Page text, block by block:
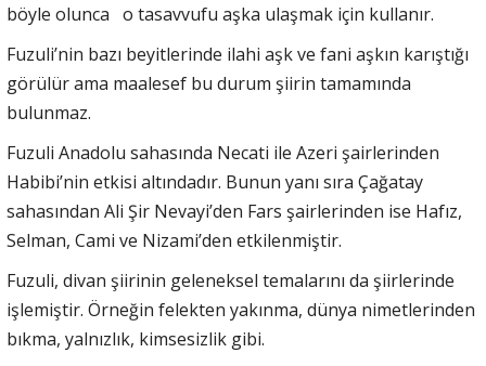
böyle olunca o tasavvufu aşka ulaşmak için kullanır.
Fuzuli’nin bazı beyitlerinde ilahi aşk ve fani aşkın karıştığı
görülür ama maalesef bu durum şiirin tamamında
bulunmaz.
Fuzuli Anadolu sahasında Necati ile Azeri şairlerinden
Habibi’nin etkisi altındadır. Bunun yanı sıra Çağatay
sahasından Ali Şir Nevayi’den Fars şairlerinden ise Hafız,
Selman, Cami ve Nizami’den etkilenmiştir.
Fuzuli, divan şiirinin geleneksel temalarını da şiirlerinde
işlemiştir. Örneğin felekten yakınma, dünya nimetlerinden
bıkma, yalnızlık, kimsesizlik gibi.